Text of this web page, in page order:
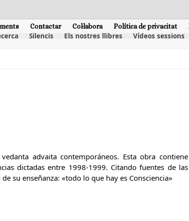
Contactar Col·labora Política de privacitat
Silencis Els nostres llibres Vídeos sessions
advaita contemporáneos. Esta obra contiene
dictadas entre 1998-1999. Citando fuentes de las
su enseñanza: «todo lo que hay es Consciencia»